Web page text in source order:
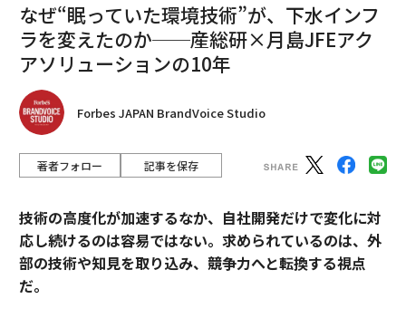
なぜ“眠っていた環境技術”が、下水インフ
ラを変えたのか──産総研×月島JFEアク
アソリューションの10年
Forbes JAPAN BrandVoice Studio
著者フォロー 記事を保存
技術の高度化が加速するなか、自社開発だけで変化に対
応し続けるのは容易ではない。求められているのは、外
部の技術や知見を取り込み、競争力へと転換する視点
だ。